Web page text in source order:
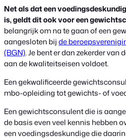
Net als dat een
is, geldt dit ook voor een
belangrijk om na te gaan of een
aangesloten bijde
(BGN). Je bent er dan zekerder
aan de kwaliteitseisen voldoet.
Een gekwalificeerde
mbo-opleiding tot gewichts- of
Een gewichtsconsulent die is
de basis even veel kennis hebben
een voedingsdeskundige die